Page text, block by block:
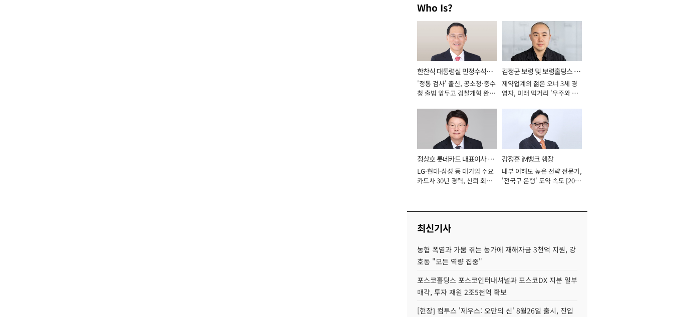
Who Is?
한찬식 대통령실 민정수석비
서관
'정통 검사' 출신, 공소청·중수
청 출범 앞두고 검찰개혁 완수
김정균 보령 및 보령홀딩스 대
표이사 사장
제약업계의 젊은 오너 3세 경
영자, 미래 먹거리 '우주와 헬
정상호 롯데카드 대표이사 사
장
LG·현대·삼성 등 대기업 주요
카드사 30년 경력, 신뢰 회복
강정훈 iM뱅크 행장
내부 이해도 높은 전략 전문가,
'전국구 은행' 도약 속도 [2026
최신기사
농협 폭염과 가뭄 겪는 농가에 재해자금 3천억 지원, 강
호동 "모든 역량 집중"
포스코홀딩스 포스코인터내셔널과 포스코DX 지분 일부
매각, 투자 재원 2조5천억 확보
[현장] 컴투스 '제우스: 오만의 신' 8월26일 출시, 진입